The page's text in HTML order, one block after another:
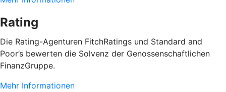
Rating
Die Rating-Agenturen FitchRatings und Standard and
Poor’s bewerten die Solvenz der Genossenschaftlichen
FinanzGruppe.
Mehr Informationen